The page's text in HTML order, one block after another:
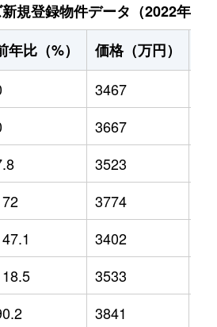
規登録物件データ（2022年11
年比（%） 価格（万円）
3467
3667
3523
3774
3402
3533
3841